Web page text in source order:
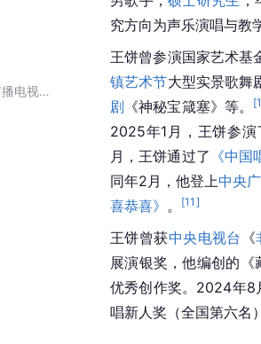
2026年中央广播电视总台春节联欢晚会节目单
究方向为声乐演唱与教
王饼曾参演国家艺术基
镇艺术节大型实景歌舞
剧 《神秘宝箴塞》等。 [
2025年1月，王饼参演
月，王饼通过了 《中国
同年2月，他登上中央
喜恭喜》 。 [11 ]
王饼曾获中央电视台 《
展演银奖，他编创的《
优秀创作奖。2024年8
唱新人奖（全国第六名